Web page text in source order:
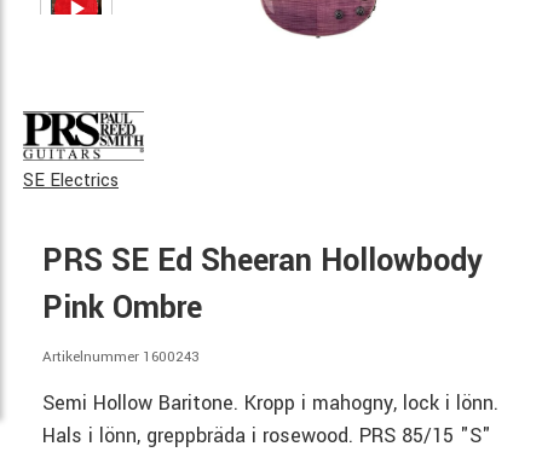
SE Electrics
PRS SE Ed Sheeran Hollowbody
Pink Ombre
Artikelnummer 1600243
Semi Hollow Baritone. Kropp i mahogny, lock i lönn.
Hals i lönn, greppbräda i rosewood. PRS 85/15 "S"